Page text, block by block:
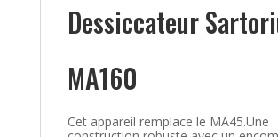
Dessiccateur
MA160
Cet appareil remplace le MA45.Une